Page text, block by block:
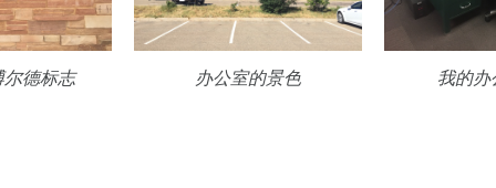
尔德标志 办公室的景色 我的办